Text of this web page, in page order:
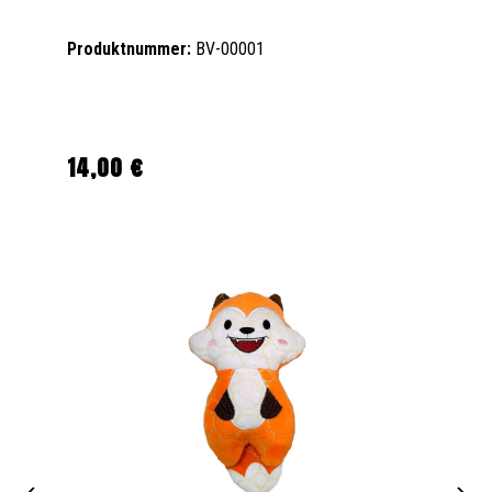
Produktnummer: BV-00001
Regulärer Preis:
14,00 €